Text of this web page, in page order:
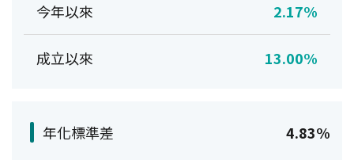
今年以來 2.17%
成立以來 13.00%
年化標準差 4.83%